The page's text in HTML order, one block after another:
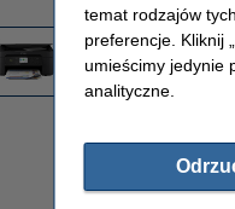
1
temat rodzajów
preferencje. Kliknij
umieścimy jedynie
analityczne.